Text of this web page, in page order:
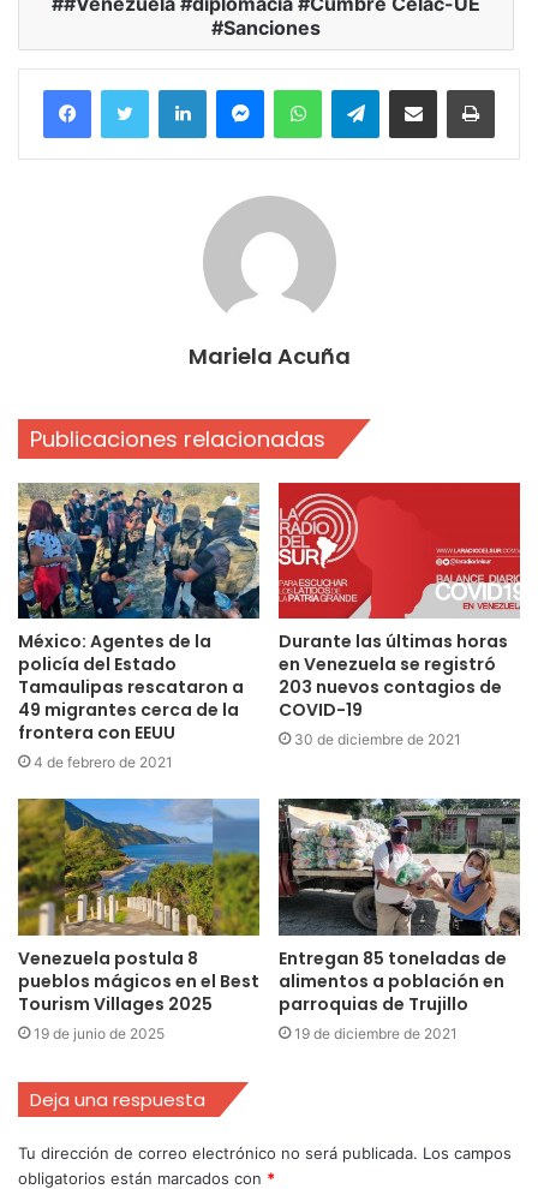
#Sanciones
FacebookTwitter LinkedInMessengerWhatsAppTelegramCompartir por correo electrónico
Mariela Acuña
Publicaciones relacionadas
México: Agentes de la
policía del Estado
Tamaulipas rescataron a
49 migrantes cerca de la
frontera con EEUU
4 de febrero de 2021
Durante las últimas horas
en Venezuela se registró
203 nuevos contagios de
COVID-19
30 de diciembre de 2021
Venezuela postula 8
pueblos mágicos en el Best
Tourism Villages 2025
19 de junio de 2025
Entregan 85 toneladas de
alimentos a población en
parroquias de Trujillo
19 de diciembre de 2021
Deja una respuesta
Tu dirección de correo electrónico no será publicada. Los campos
obligatorios están marcados con *